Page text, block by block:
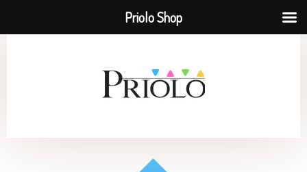
Priolo Shop